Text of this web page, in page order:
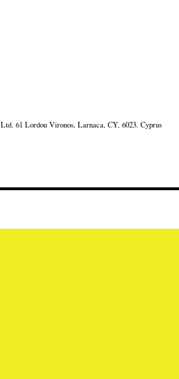
61 Lordou Vironos, Larnaca, CY, 6023. Cyprus